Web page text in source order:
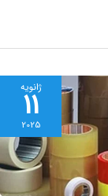
ژانویه
11
2025